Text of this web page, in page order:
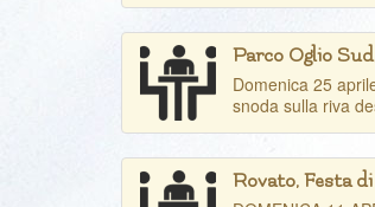
Parco Oglio
Domenica 25
snoda sulla riva
Rovato, Festa